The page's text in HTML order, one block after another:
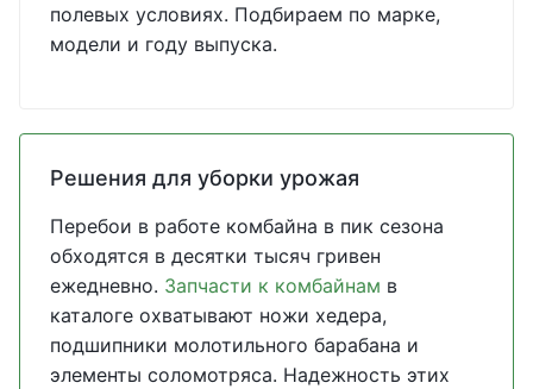
полевых условиях. Подбираем по марке,
модели и году выпуска.
Решения для уборки урожая
Перебои в работе комбайна в пик сезона
обходятся в десятки тысяч гривен
ежедневно. Запчасти к комбайнам в
каталоге охватывают ножи хедера,
подшипники молотильного барабана и
элементы соломотряса. Надежность этих